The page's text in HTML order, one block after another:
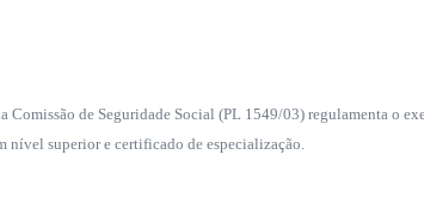
Comissão de Seguridade Social (PL 1549/03) regulamenta o
nível superior e certificado de especialização.